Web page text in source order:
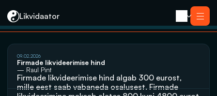
Likvidaator
Ликвидация с продажей
Ликвидация компании
Реорганизация
Банкротство
Закрытие компании e-резидента
Kontakt
09.02.2026
Firmade likvideerimise hind
— Raul Pint
Firmade likvideerimise hind algab 300 eurost,
mille eest saab vabaneda osalusest. Firmade